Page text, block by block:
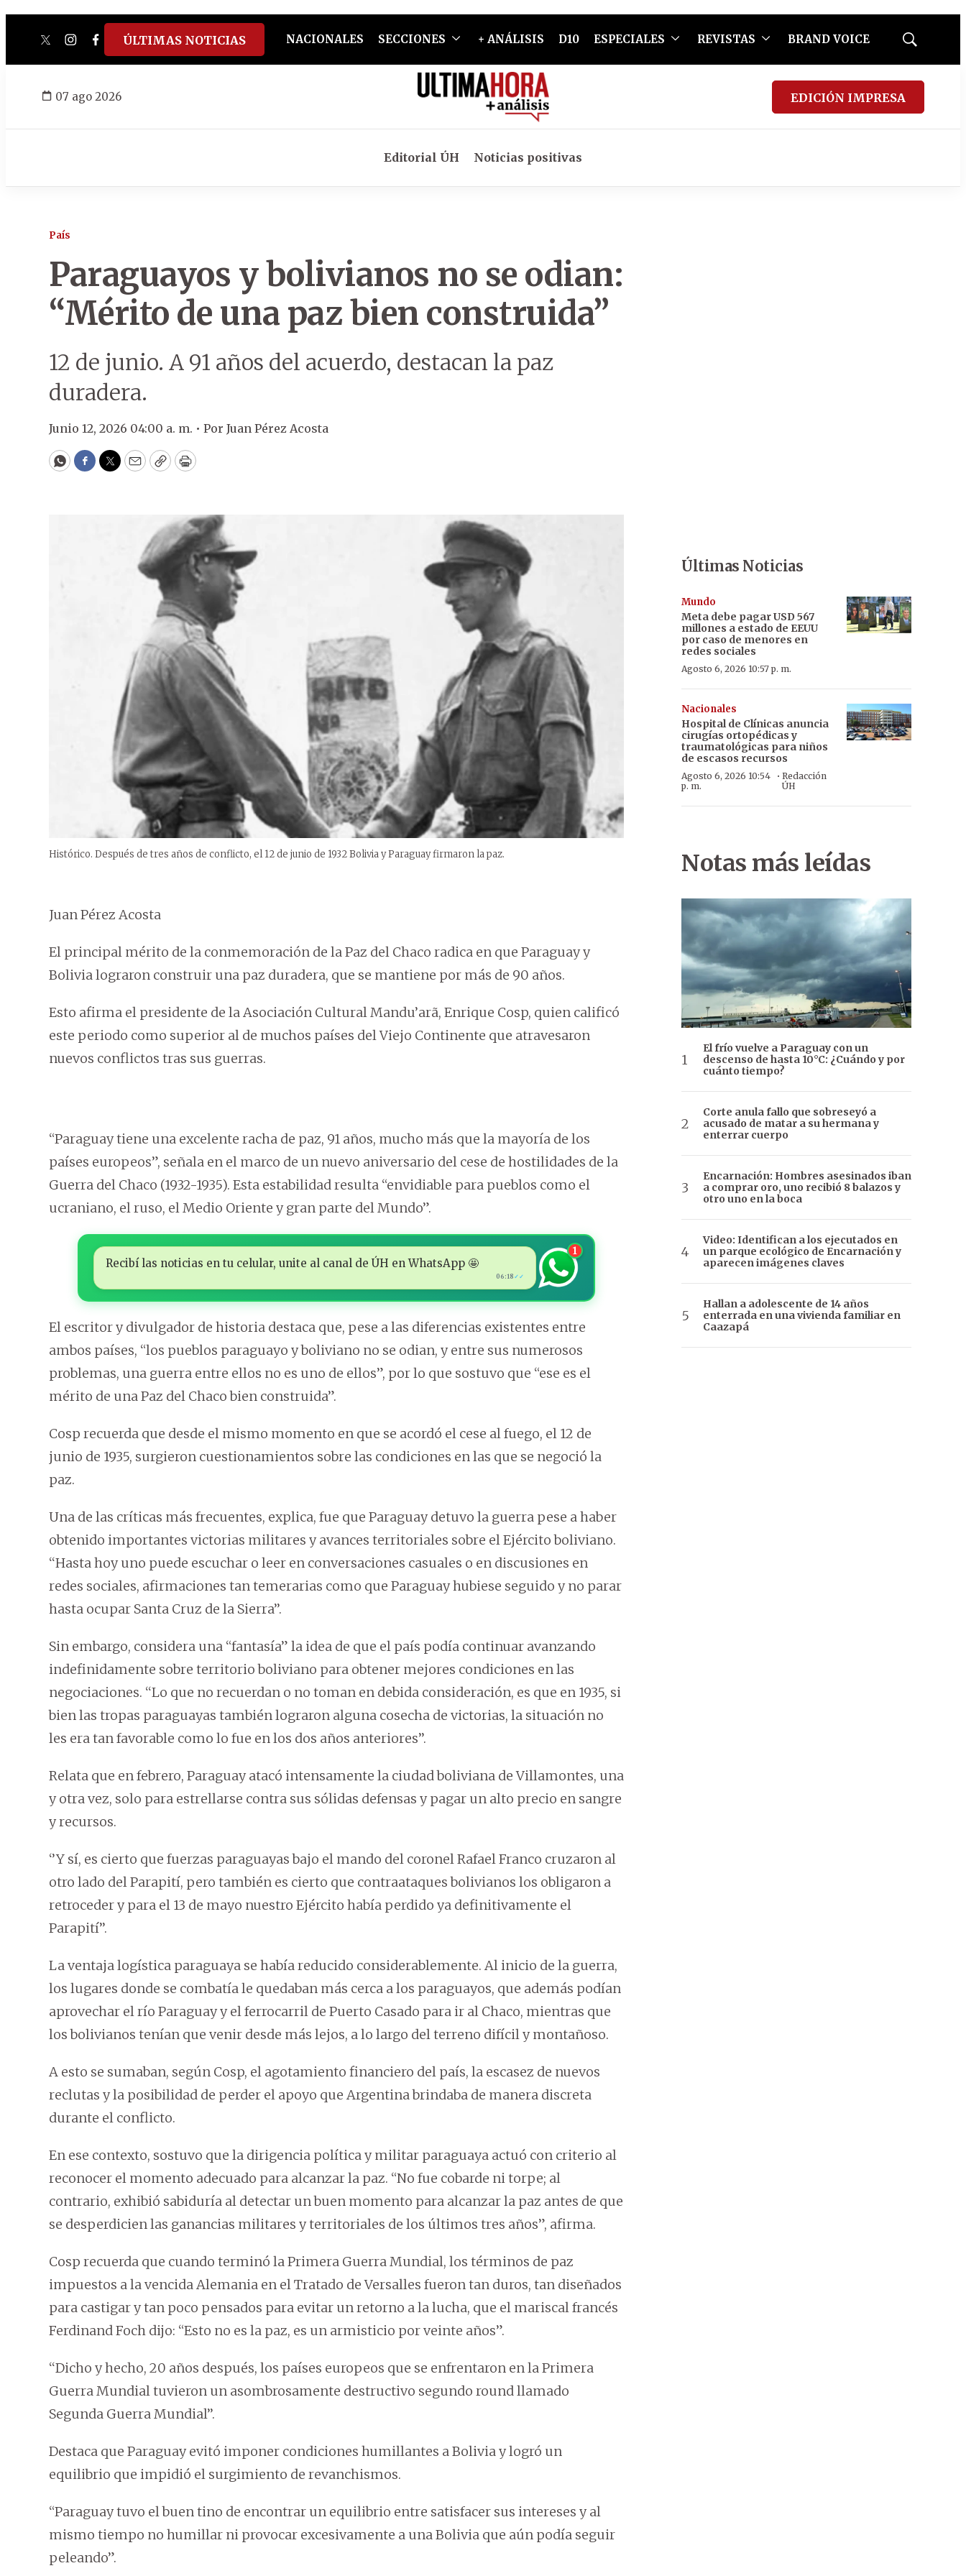
twitterinstagram
facebook
tiktokyoutube
spotify
ÚLTIMAS NOTICIAS NACIONALES SECCIONES + ANÁLISIS D10 ESPECIALES REVISTAS BRAND VOICE
Mostrar
07 ago 2026 EDICIÓN IMPRESA
Editorial ÚH Noticias positivas
País
Paraguayos y bolivianos no se odian:
“Mérito de una paz bien construida”
12 de junio. A 91 años del acuerdo, destacan la paz
duradera.
Junio 12, 2026 04:00 a. m. • Por Juan Pérez Acosta
WhatsApp
Facebook
Twitter
EmailCopyPrint
Histórico. Después de tres años de conflicto, el 12 de junio de 1932 Bolivia y Paraguay firmaron la paz.
Juan Pérez Acosta
El principal mérito de la conmemoración de la Paz del Chaco radica en que Paraguay y
Bolivia lograron construir una paz duradera, que se mantiene por más de 90 años.
Esto afirma el presidente de la Asociación Cultural Mandu’arã, Enrique Cosp, quien calificó
este periodo como superior al de muchos países del Viejo Continente que atravesaron
nuevos conflictos tras sus guerras.
“Paraguay tiene una excelente racha de paz, 91 años, mucho más que la mayoría de los
países europeos”, señala en el marco de un nuevo aniversario del cese de hostilidades de la
Guerra del Chaco (1932-1935). Esta estabilidad resulta “envidiable para pueblos como el
ucraniano, el ruso, el Medio Oriente y gran parte del Mundo”.
Recibí las noticias en tu celular, unite al canal de ÚH en WhatsApp 🤩
06:18 ✓✓
1
El escritor y divulgador de historia destaca que, pese a las diferencias existentes entre
ambos países, “los pueblos paraguayo y boliviano no se odian, y entre sus numerosos
problemas, una guerra entre ellos no es uno de ellos”, por lo que sostuvo que “ese es el
mérito de una Paz del Chaco bien construida”.
Cosp recuerda que desde el mismo momento en que se acordó el cese al fuego, el 12 de
junio de 1935, surgieron cuestionamientos sobre las condiciones en las que se negoció la
paz.
Una de las críticas más frecuentes, explica, fue que Paraguay detuvo la guerra pese a haber
obtenido importantes victorias militares y avances territoriales sobre el Ejército boliviano.
‘‘Hasta hoy uno puede escuchar o leer en conversaciones casuales o en discusiones en
redes sociales, afirmaciones tan temerarias como que Paraguay hubiese seguido y no parar
hasta ocupar Santa Cruz de la Sierra’’.
Sin embargo, considera una “fantasía” la idea de que el país podía continuar avanzando
indefinidamente sobre territorio boliviano para obtener mejores condiciones en las
negociaciones. ‘‘Lo que no recuerdan o no toman en debida consideración, es que en 1935, si
bien las tropas paraguayas también lograron alguna cosecha de victorias, la situación no
les era tan favorable como lo fue en los dos años anteriores’’.
Relata que en febrero, Paraguay atacó intensamente la ciudad boliviana de Villamontes, una
y otra vez, solo para estrellarse contra sus sólidas defensas y pagar un alto precio en sangre
y recursos.
‘’Y sí, es cierto que fuerzas paraguayas bajo el mando del coronel Rafael Franco cruzaron al
otro lado del Parapití, pero también es cierto que contraataques bolivianos los obligaron a
retroceder y para el 13 de mayo nuestro Ejército había perdido ya definitivamente el
Parapití’’.
La ventaja logística paraguaya se había reducido considerablemente. Al inicio de la guerra,
los lugares donde se combatía le quedaban más cerca a los paraguayos, que además podían
aprovechar el río Paraguay y el ferrocarril de Puerto Casado para ir al Chaco, mientras que
los bolivianos tenían que venir desde más lejos, a lo largo del terreno difícil y montañoso.
A esto se sumaban, según Cosp, el agotamiento financiero del país, la escasez de nuevos
reclutas y la posibilidad de perder el apoyo que Argentina brindaba de manera discreta
durante el conflicto.
En ese contexto, sostuvo que la dirigencia política y militar paraguaya actuó con criterio al
reconocer el momento adecuado para alcanzar la paz. “No fue cobarde ni torpe; al
contrario, exhibió sabiduría al detectar un buen momento para alcanzar la paz antes de que
se desperdicien las ganancias militares y territoriales de los últimos tres años”, afirma.
Cosp recuerda que cuando terminó la Primera Guerra Mundial, los términos de paz
impuestos a la vencida Alemania en el Tratado de Versalles fueron tan duros, tan diseñados
para castigar y tan poco pensados para evitar un retorno a la lucha, que el mariscal francés
Ferdinand Foch dijo: “Esto no es la paz, es un armisticio por veinte años”.
‘‘Dicho y hecho, 20 años después, los países europeos que se enfrentaron en la Primera
Guerra Mundial tuvieron un asombrosamente destructivo segundo round llamado
Segunda Guerra Mundial’’.
Destaca que Paraguay evitó imponer condiciones humillantes a Bolivia y logró un
equilibrio que impidió el surgimiento de revanchismos.
“Paraguay tuvo el buen tino de encontrar un equilibrio entre satisfacer sus intereses y al
mismo tiempo no humillar ni provocar excesivamente a una Bolivia que aún podía seguir
peleando”.
Últimas Noticias
Mundo
Meta debe pagar USD 567
millones a estado de EEUU
por caso de menores en
redes sociales
Agosto 6, 2026 10:57 p. m.
Nacionales
Hospital de Clínicas anuncia
cirugías ortopédicas y
traumatológicas para niños
de escasos recursos
Agosto 6, 2026 10:54
p. m.
· Redacción
ÚH
Notas más leídas
El frío vuelve a Paraguay con un
descenso de hasta 10°C: ¿Cuándo y por
cuánto tiempo?
Corte anula fallo que sobreseyó a
acusado de matar a su hermana y
enterrar cuerpo
Encarnación: Hombres asesinados iban
a comprar oro, uno recibió 8 balazos y
otro uno en la boca
Video: Identifican a los ejecutados en
un parque ecológico de Encarnación y
aparecen imágenes claves
Hallan a adolescente de 14 años
enterrada en una vivienda familiar en
Caazapá